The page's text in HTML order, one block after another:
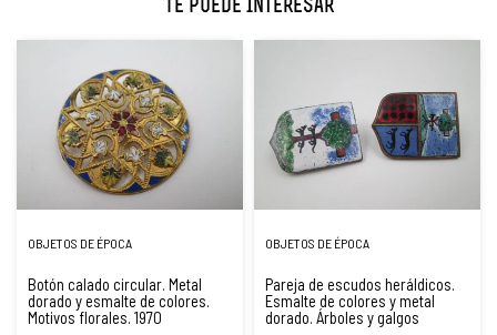
Te Puede Interesar
OBJETOS DE ÉPOCA
Botón calado circular. Metal
dorado y esmalte de colores.
Motivos florales. 1970
OBJETOS DE ÉPOCA
Pareja de escudos heráldicos.
Esmalte de colores y metal
dorado. Árboles y galgos